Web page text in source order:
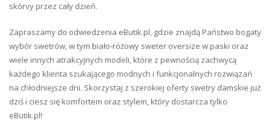
skórvy przez cały dzień.
Zapraszamy do odwiedzenia eButik.pl, gdzie znajdą Państwo bogaty
wybór swetrów, w tym biało-różowy sweter oversize w paski oraz
wiele innych atrakcyjnych modeli, które z pewnością zachwycą
każdego klienta szukającego modnych i funkcjonalnych rozwiązań
na chłodniejsze dni. Skorzystaj z szerokiej oferty swetry damskie już
dziś i ciesz się komfortem oraz stylem, który dostarcza tylko
eButik.pl!